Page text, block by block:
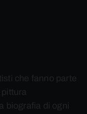
che fanno parte
biografia di ogni